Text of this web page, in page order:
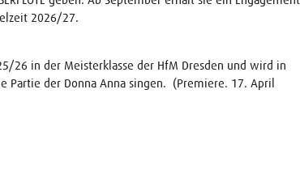
2026/27.
26 in der Meisterklasse der HfM Dresden und wird in
Partie der Donna Anna singen. (Premiere. 17. April